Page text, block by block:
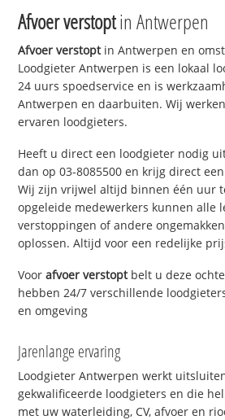
Afvoer verstoptin Antwerpen
Afvoer verstoptin Antwerpen en
Loodgieter Antwerpen is een lokaal
24 uurs spoedservice en is
Antwerpen en daarbuiten. Wij
ervaren loodgieters.
Heeft u direct een loodgieter nodig
dan op 03-8085500 en krijg direct
Wij zijn vrijwel altijd binnen één uur
opgeleide medewerkers kunnen alle
verstoppingen of andere
oplossen. Altijd voor een redelijke
Voorafvoer verstoptbelt u deze
hebben 24/7 verschillende
en omgeving
Jarenlange ervaring
Loodgieter Antwerpen werkt
gekwalificeerde loodgieters en die
met uw waterleiding, CV, afvoer en